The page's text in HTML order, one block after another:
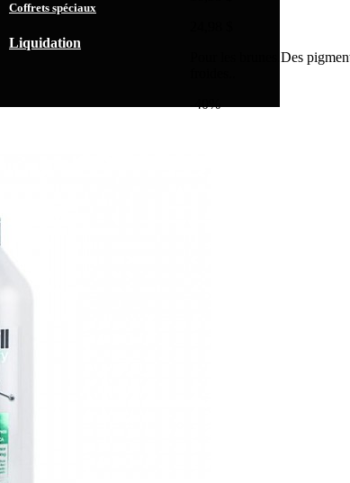
Coffrets spéciaux
Liquidation
Pour les brunes.Des
-40%